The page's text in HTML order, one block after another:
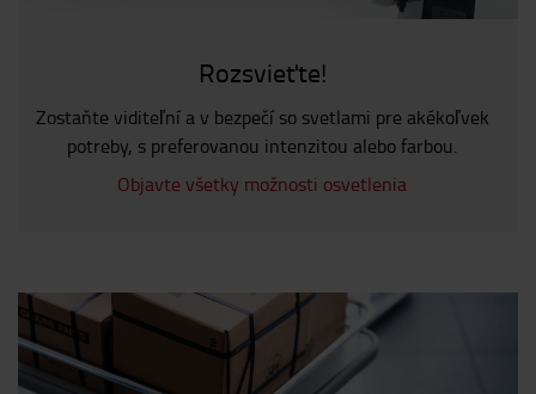
Rozsvieťte!
Zostaňte viditeľní a v bezpečí so svetlami pre akékoľvek
potreby, s preferovanou intenzitou alebo farbou.
Objavte všetky možnosti osvetlenia